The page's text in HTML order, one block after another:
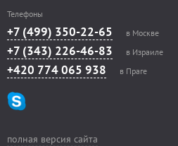
Телефоны
+7 (499) 350-22-65 в Москве
+7 (343) 226-46-83 в Израиле
+420 774 065 938 в Праге
полная версия сайта